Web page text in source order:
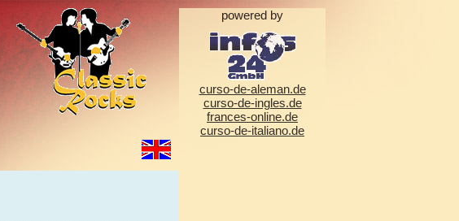
powered by
curso-de-aleman.de
curso-de-ingles.de
frances-online.de
curso-de-italiano.de